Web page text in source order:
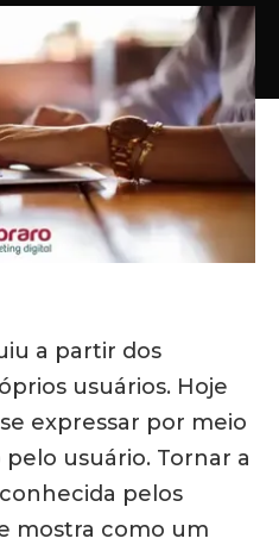
a partir dos
usuários. Hoje
expressar por meio
usuário. Tornar a
pelos
mostra como um